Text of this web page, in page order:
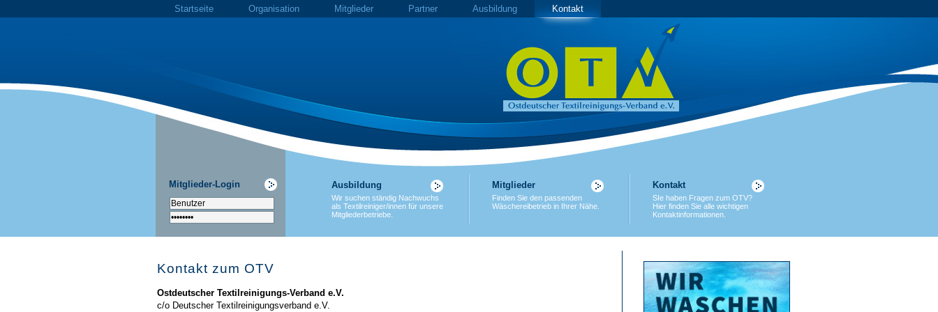
Startseite Organisation Mitglieder Partner Ausbildung Kontakt
Mitglieder-Login
Kontakt zum OTV
Ostdeutscher Textilreinigungs-Verband e.V.
c/o Deutscher Textilreinigungsverband e.V.
Ausbildung
Wir suchen ständig Nachwuchs
als Textilreiniger/innen für unsere
Mitgliederbetriebe.
Mitglieder
Finden Sie den passenden
Wäschereibetrieb in Ihrer Nähe.
Kontakt
SIe haben Fragen zum OTV?
Hier finden Sie alle wichtigen
Kontaktinformationen.